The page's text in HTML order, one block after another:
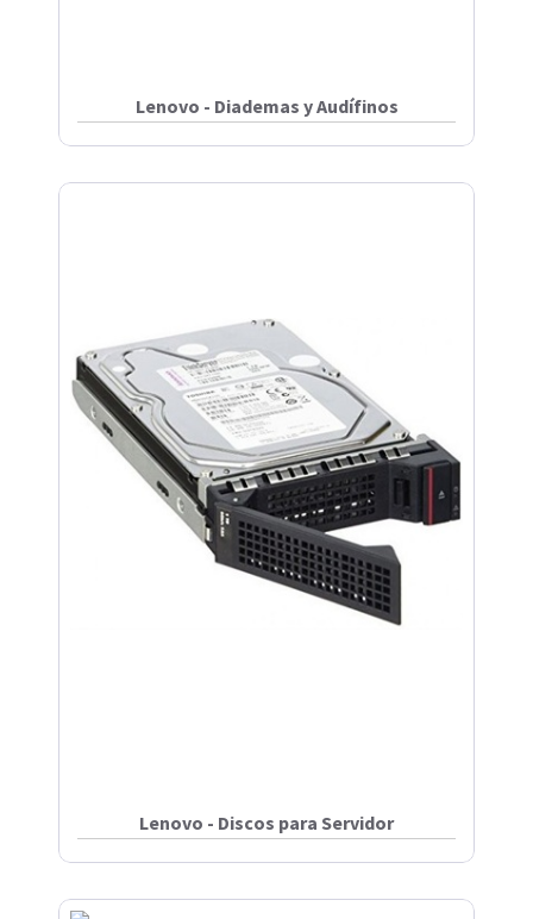
Lenovo - Diademas y Audífinos
Lenovo - Discos para Servidor